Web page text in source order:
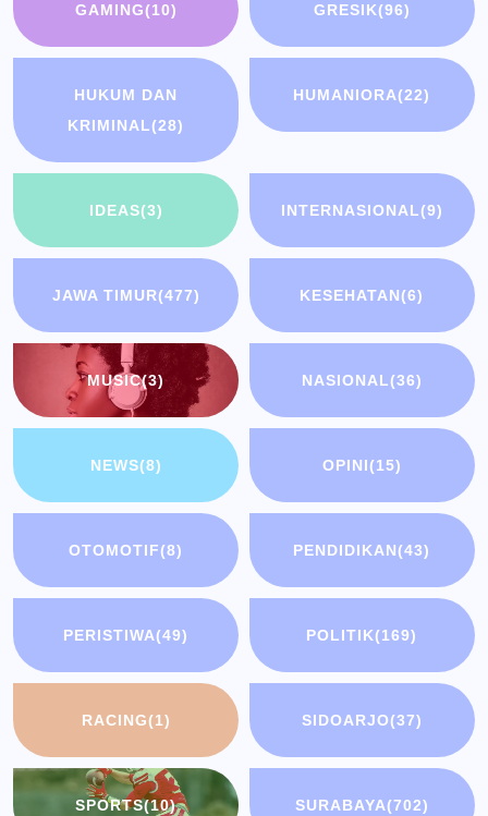
GAMING(10) GRESIK(96)
HUKUM DAN
KRIMINAL(28)
HUMANIORA(22)
IDEAS(3) INTERNASIONAL(9)
JAWA TIMUR(477) KESEHATAN(6)
MUSIC(3) NASIONAL(36)
NEWS(8) OPINI(15)
OTOMOTIF(8) PENDIDIKAN(43)
PERISTIWA(49) POLITIK(169)
RACING(1) SIDOARJO(37)
SPORTS(10) SURABAYA(702)